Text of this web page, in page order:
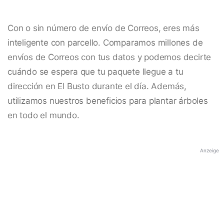
Con o sin número de envío de Correos, eres más
inteligente con parcello. Comparamos millones de
envíos de Correos con tus datos y podemos decirte
cuándo se espera que tu paquete llegue a tu
dirección en El Busto durante el día. Además,
utilizamos nuestros beneficios para plantar árboles
en todo el mundo.
Anzeige